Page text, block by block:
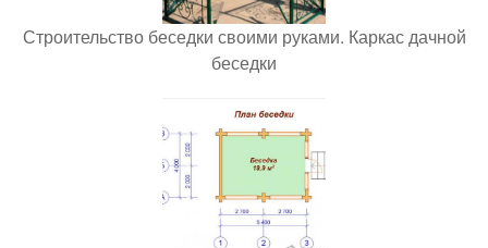
Строительство беседки своими руками. Каркас дачной
беседки